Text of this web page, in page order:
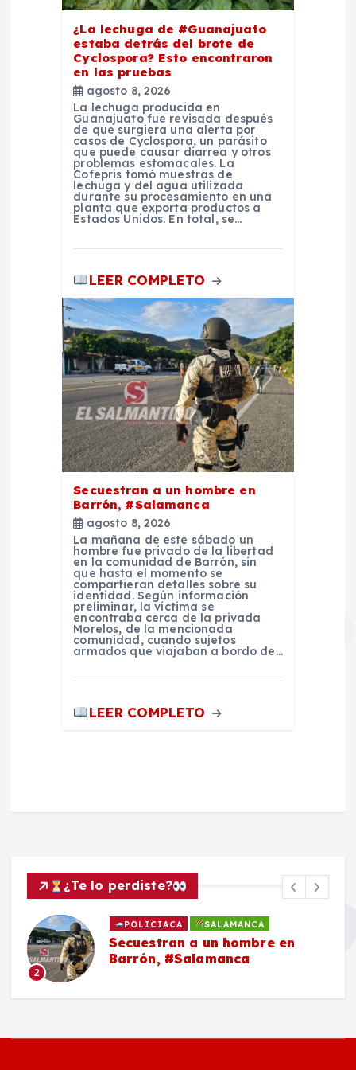
¿La lechuga de #Guanajuato
estaba detrás del brote de
Cyclospora? Esto encontraron
en las pruebas
agosto 8, 2026
La lechuga producida en
Guanajuato fue revisada después
de que surgiera una alerta por
casos de Cyclospora, un parásito
que puede causar diarrea y otros
problemas estomacales. La
Cofepris tomó muestras de
lechuga y del agua utilizada
durante su procesamiento en una
planta que exporta productos a
Estados Unidos. En total, se…
LEER COMPLETO
Secuestran a un hombre en
Barrón, #Salamanca
agosto 8, 2026
La mañana de este sábado un
hombre fue privado de la libertad
en la comunidad de Barrón, sin
que hasta el momento se
compartieran detalles sobre su
identidad. Según información
preliminar, la víctima se
encontraba cerca de la privada
Morelos, de la mencionada
comunidad, cuando sujetos
armados que viajaban a bordo de…
LEER COMPLETO
¿Te lo perdiste?
2
POLICIACA SALAMANCA
Secuestran a un hombre en
Barrón, #Salamanca